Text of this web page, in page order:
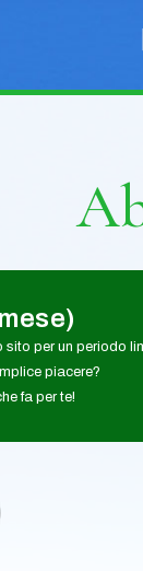
sito per un periodo
piacere?
fa per te!